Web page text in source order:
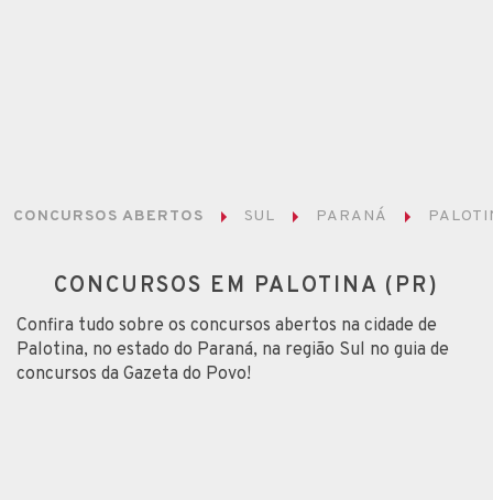
CONCURSOS ABERTOS SUL PARANÁ
CONCURSOS EM PALOTINA (PR)
Confira tudo sobre os concursos abertos na cidade de
Palotina, no estado do Paraná, na região Sul no guia de
concursos da Gazeta do Povo!